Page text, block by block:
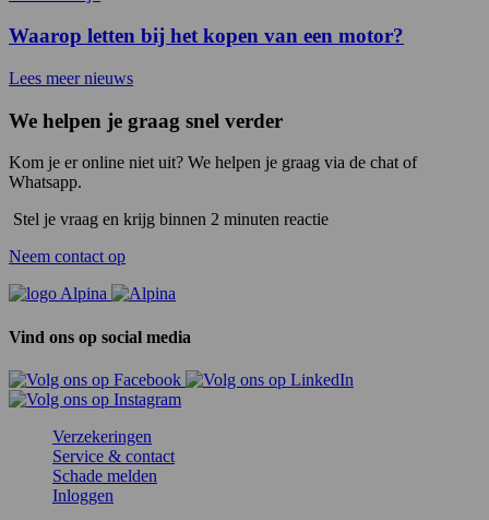
Waarop letten bij het kopen van een motor?
Lees meer nieuws
We helpen je graag snel verder
Kom je er online niet uit? We helpen je graag via de chat of
Whatsapp.
Stel je vraag en krijg binnen 2 minuten reactie
Neem contact op
Vind ons op social media
Verzekeringen
Service & contact
Schade melden
Inloggen